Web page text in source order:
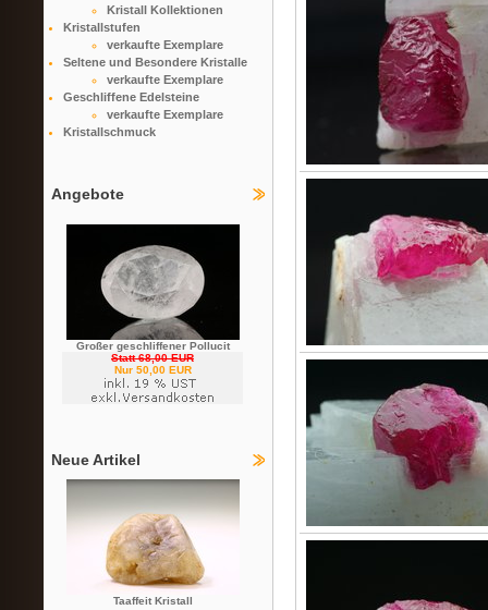
Kristall Kollektionen
Kristallstufen
verkaufte Exemplare
Seltene und Besondere Kristalle
verkaufte Exemplare
Geschliffene Edelsteine
verkaufte Exemplare
Kristallschmuck
Angebote
Großer geschliffener Pollucit
Statt 68,00 EUR
Nur 50,00 EUR
Neue Artikel
Taaffeit Kristall